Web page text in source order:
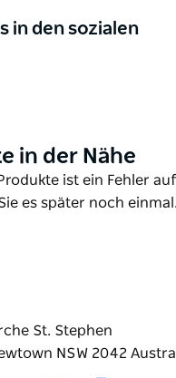
lang im Dunkeln
in den sozialen
in der Nähe
ist ein Fehler
es später noch einmal.
St. Stephen
NSW 2042